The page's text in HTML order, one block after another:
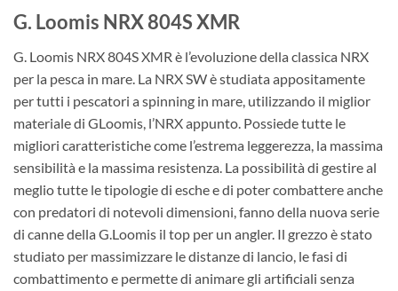
G. Loomis NRX 804S XMR
G. Loomis NRX 804S XMR è l’evoluzione della classica NRX
per la pesca in mare. La NRX SW è studiata appositamente
per tutti i pescatori a spinning in mare, utilizzando il miglior
materiale di GLoomis, l’NRX appunto. Possiede tutte le
migliori caratteristiche come l’estrema leggerezza, la massima
sensibilità e la massima resistenza. La possibilità di gestire al
meglio tutte le tipologie di esche e di poter combattere anche
con predatori di notevoli dimensioni, fanno della nuova serie
di canne della G.Loomis il top per un angler. Il grezzo è stato
studiato per massimizzare le distanze di lancio, le fasi di
combattimento e permette di animare gli artificiali senza